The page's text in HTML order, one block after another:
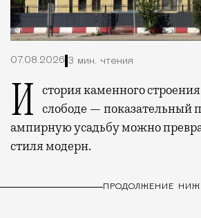
07.08.2026 3 мин. чтения
История каменного строения в Мещанской слободе — показательный
ампирную усадьбу можно
стиля модерн.
ПРОДОЛЖЕНИЕ